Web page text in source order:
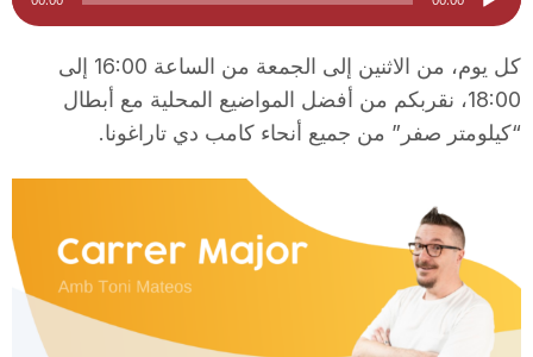
i
u
a
الصوت
كل يوم، من الاثنين إلى الجمعة من الساعة 16:00 إلى
18:00، نقربكم من أفضل المواضيع المحلية مع أبطال
“كيلومتر صفر” من جميع أنحاء كامب دي تاراغونا.